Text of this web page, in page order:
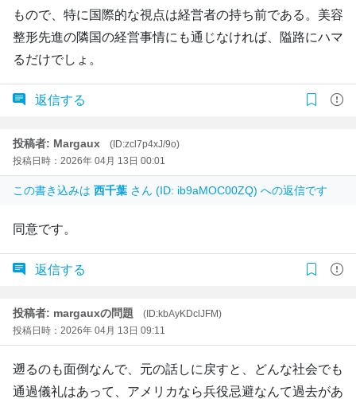
もので、特に国際的な視点は経営者の持ち前である。美容
整形先進の隣国の経営事情にも通じなければ、隘路にハマ
るだけでしょ。
返信する
投稿者: Margaux
(ID:zcl7p4xJ/9o)
投稿日時：2026年 04月 13日 00:01
この書き込みは 西千葉 さん (ID: ib9aMOC00ZQ) への返信です
同意です。
返信する
投稿者: margauxの問題
(ID:kbAyKDclJFM)
投稿日時：2026年 04月 13日 09:11
遡るのも面倒なんで、元の話しに戻すと、どんな社会でも
通過儀礼はあって、アメリカなら兵役忌避なんて過去があ